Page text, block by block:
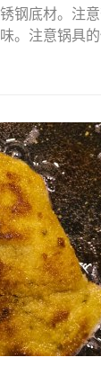
钢底材。注
。注意锅具